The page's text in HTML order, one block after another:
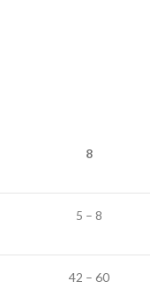
8
5 – 8
42 – 60